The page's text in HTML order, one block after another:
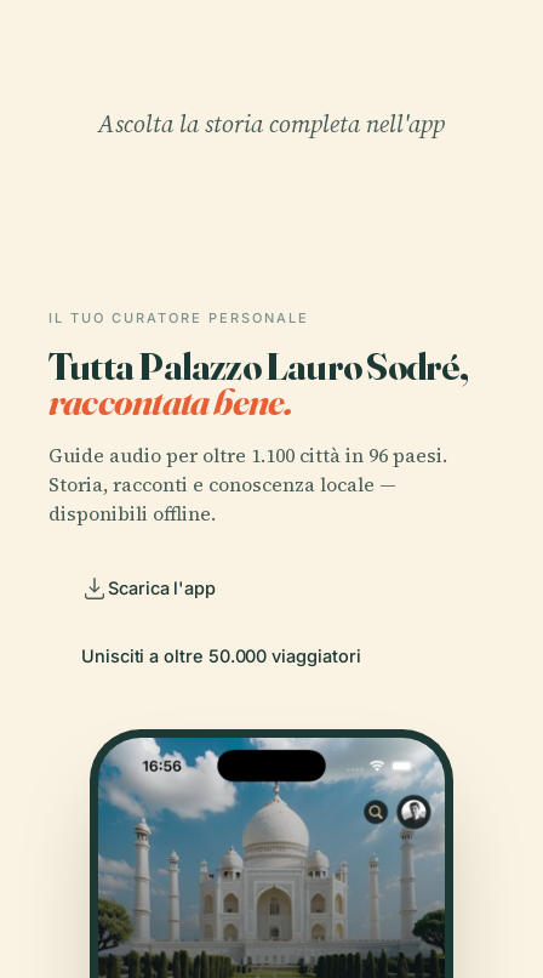
Ascolta la storia completa nell'app
IL TUO CURATORE PERSONALE
Tutta Palazzo Lauro Sodré,
raccontata bene.
Guide audio per oltre 1.100 città in 96 paesi.
Storia, racconti e conoscenza locale —
disponibili offline.
Scarica l'app
Unisciti a oltre 50.000 viaggiatori